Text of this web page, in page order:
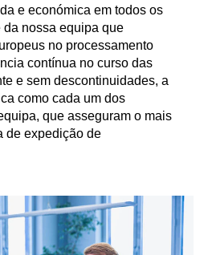
e económica em todos os
da nossa equipa que
no processamento
contínua no curso das
e sem descontinuidades, a
como cada um dos
que asseguram o mais
de expedição de